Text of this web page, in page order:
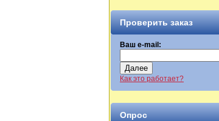
Проверить заказ
Ваш e-mail:
Далее
Как это работает?
Опрос